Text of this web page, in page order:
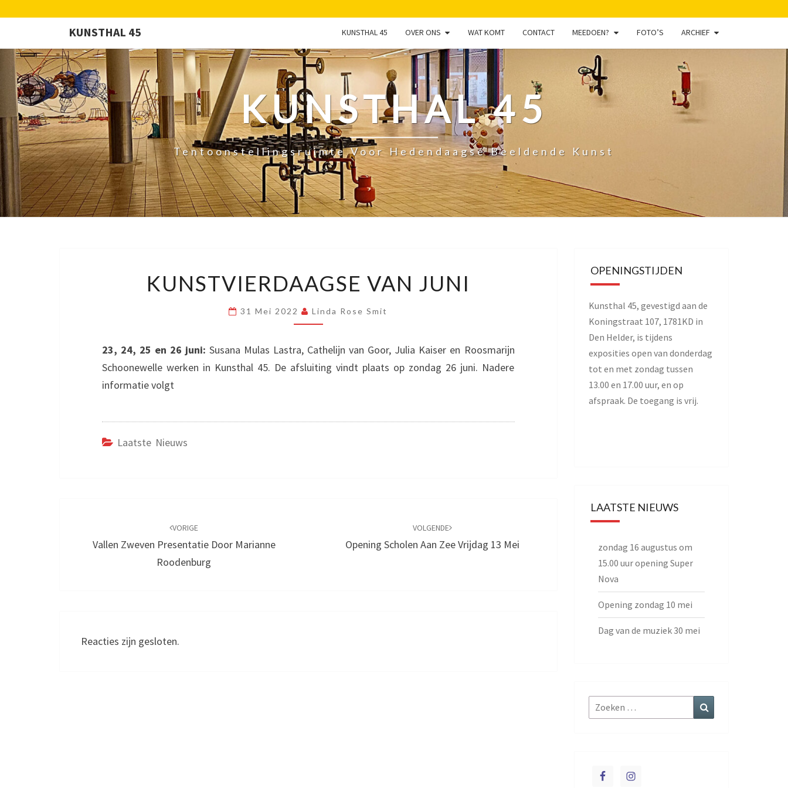
KUNSTHAL 45 KUNSTHAL 45 OVER ONS WAT KOMT CONTACT MEEDOEN? FOTO’S ARCHIEF
KUNSTHAL 45
Tentoonstellingsruimte Voor Hedendaagse Beeldende Kunst
VAN
KUNSTVIERDAAGSE VAN JUNI
31 Mei 2022 Linda Rose Smit
23, 24, 25 en 26 juni: Susana Mulas Lastra, Cathelijn van Goor, Julia Kaiser en Roosmarijn
Schoonewelle werken in Kunsthal 45. De afsluiting vindt plaats op zondag 26 juni. Nadere
informatie volgt
Laatste Nieuws
VORIGE
Vallen Zweven Presentatie Door Marianne
Roodenburg
VOLGENDE
Opening Scholen Aan Zee Vrijdag 13 Mei
Reacties zijn gesloten.
OPENINGSTIJDEN
Kunsthal 45, gevestigd aan de
Koningstraat 107, 1781KD in
Den Helder, is tijdens
exposities open van donderdag
tot en met zondag tussen
13.00 en 17.00 uur, en op
afspraak. De toegang is vrij.
LAATSTE NIEUWS
zondag 16 augustus om
15.00 uur opening Super
Nova
Opening zondag 10 mei
Dag van de muziek 30 mei
Zoeken
naar: